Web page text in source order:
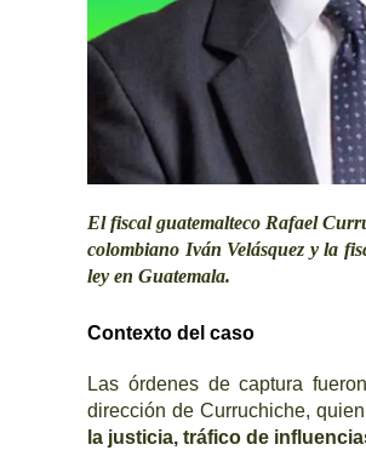
El fiscal guatemalteco Rafael
colombiano Iván Velásquez y la
ley en Guatemala.
Contexto del caso
Las órdenes de captura
dirección de Curruchiche,
la justicia, tráfico de